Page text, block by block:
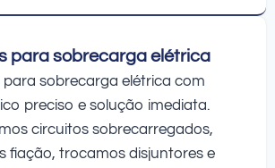
para sobrecarga elétrica
para sobrecarga elétrica com
preciso e solução imediata.
circuitos sobrecarregados,
fiação, trocamos disjuntores e